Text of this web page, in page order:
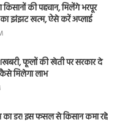
की पहचान, मिलेंगे भरपूर
का झंझट खत्म, ऐसे करें अप्लाई
फूलों की खेती पर सरकार दे
मिलेगा लाभ
डर! इस फसल से किसान कमा रहे